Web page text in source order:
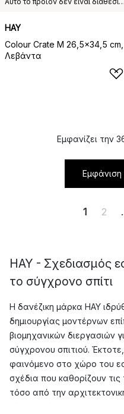
HAY
Colour Crate M 26,5x34,5 cm,
Λεβάντα
Εμφανίζει την
1 2
HAY - Σχεδιασμός
το σύγχρονο σπίτι
Η δανέζικη μάρκα HAY
δημιουργίας μοντέρνων
βιομηχανικών διεργασιών
σύγχρονου σπιτιού. Έκτοτε,
φαινόμενο στο χώρο του
σχέδια που καθορίζουν τις
τόσο από την